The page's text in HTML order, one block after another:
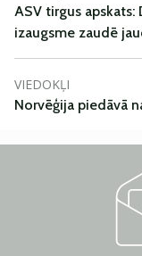
ASV tirgus
izaugsme zaudē
VIEDOKĻI
Norvēģija piedāvā